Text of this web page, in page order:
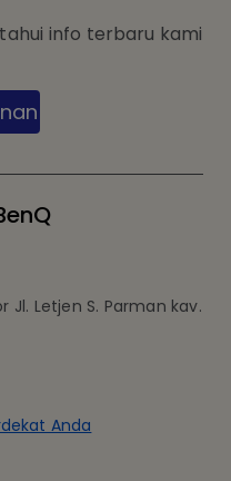
info terbaru kami
Jl. Letjen S. Parman kav.
Anda